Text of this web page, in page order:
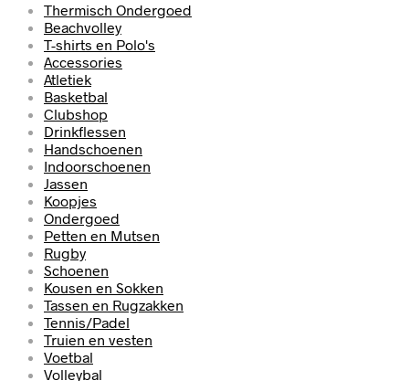
Thermisch Ondergoed
Beachvolley
T-shirts en Polo's
Accessories
Atletiek
Basketbal
Clubshop
Drinkflessen
Handschoenen
Indoorschoenen
Jassen
Koopjes
Ondergoed
Petten en Mutsen
Rugby
Schoenen
Kousen en Sokken
Tassen en Rugzakken
Tennis/Padel
Truien en vesten
Voetbal
Volleybal